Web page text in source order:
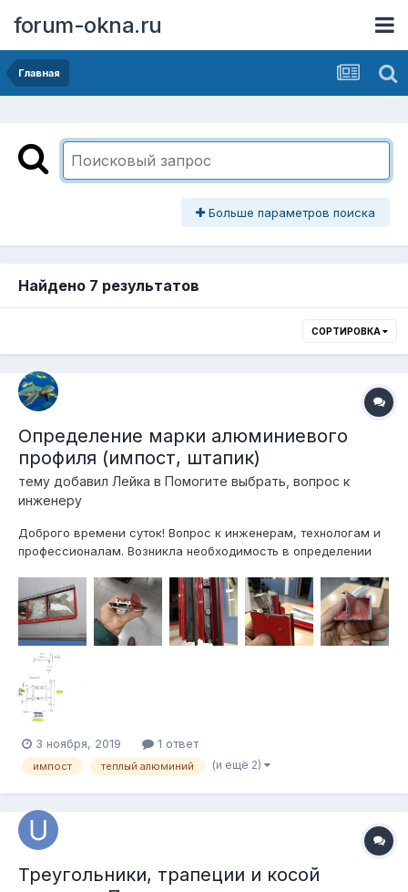
forum-okna.ru
Главная
Больше параметров поиска
Найдено 7 результатов
СОРТИРОВКА
Определение марки алюминиевого
профиля (импост, штапик)
тему добавил Лейка в Помогите выбрать, вопрос к
инженеру
Доброго времени суток! Вопрос к инженерам, технологам и
профессионалам. Возникла необходимость в определении
заказывать. Ширина(толщина улица/помещение) системы
теплого алюминия 78-79мм. Буду признателен за подсказки.
3 ноября, 2019 1 ответ
импост теплый алюминий (и ещё 2)
Треугольники, трапеции и косой